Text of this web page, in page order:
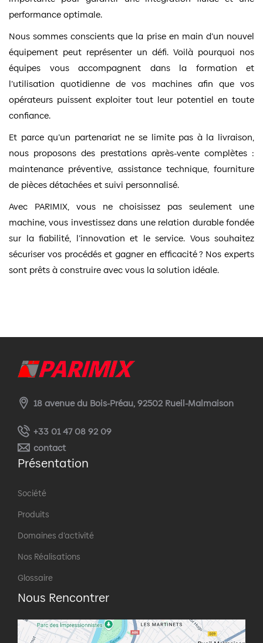
performance optimale.
Nous sommes conscients que la prise en main d’un nouvel
équipement peut représenter un défi. Voilà pourquoi nos
équipes vous accompagnent dans la formation et
l’utilisation quotidienne de vos machines afin que vos
opérateurs puissent exploiter tout leur potentiel en toute
confiance.
Et parce qu’un partenariat ne se limite pas à la livraison,
nous proposons des prestations après-vente complètes :
maintenance préventive, assistance technique, fourniture
de pièces détachées et suivi personnalisé.
Avec PARIMIX, vous ne choisissez pas seulement une
machine, vous investissez dans une relation durable fondée
sur la fiabilité, l’innovation et le service. Vous souhaitez
sécuriser vos procédés et gagner en efficacité ? Nos experts
sont prêts à construire avec vous la solution idéale.
18 avenue du Bois-Préau, 92502 Rueil-Malmaison
+33 01 47 08 92 09
contact
Présentation
Société
Produits
Domaines d’activité
Nos Réalisations
Glossaire
Nous Rencontrer